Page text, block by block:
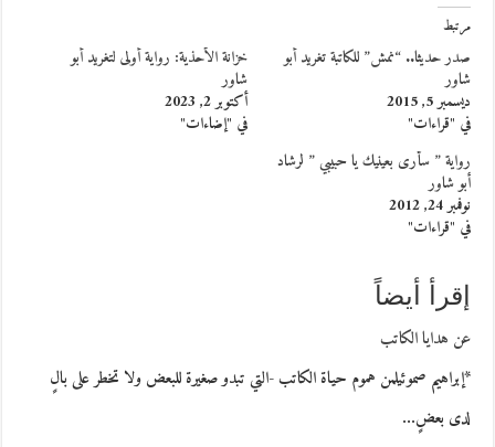
مرتبط
صدر حديثا.. “نمش” للكاتبة تغريد أبو
شاور
ديسمبر 5, 2015
في "قراءات"
خزانة الأحذية: رواية أولى لتغريد أبو
شاور
أكتوبر 2, 2023
في "إضاءات"
رواية ” سأرى بعينيك يا حبيبي ” لرشاد
أبو شاور
نوفمبر 24, 2012
في "قراءات"
إقرأ أيضاً
عن هدايا الكاتب
*إبراهيم صموئيلمن هموم حياة الكاتب -التي تبدو صغيرة للبعض ولا تخطر على بالٍ
لدى بعضٍ…